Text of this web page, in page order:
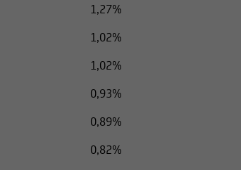
1,27%
1,02%
1,02%
0,93%
0,89%
0,82%